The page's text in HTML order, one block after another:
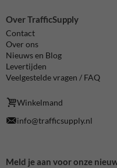
Over TrafficSupply
Contact
Over ons
Nieuws en Blog
Levertijden
Veelgestelde vragen / FAQ
Winkelmand
info@trafficsupply.nl
Meld je aan voor onze